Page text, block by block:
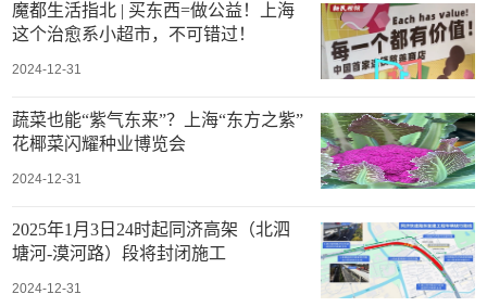
魔都生活指北 | 买东西=做公益！上海
这个治愈系小超市，不可错过！
2024-12-31
蔬菜也能“紫气东来”？上海“东方之紫”
花椰菜闪耀种业博览会
2024-12-31
2025年1月3日24时起同济高架（北泗
塘河-漠河路）段将封闭施工
2024-12-31